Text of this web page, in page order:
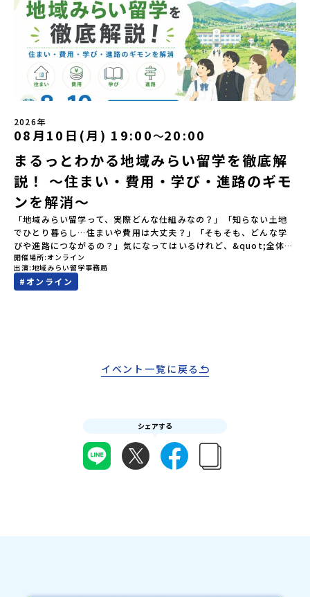
ただいたメールアドレス宛に「当選／落選メール」をお送りいたし
ます。当選者は、メールに記載された「当選確認フォーム」に３日
以内に回答いただき、確認フォームの提出をもって参加確定とさせ
ていただきます。当選確認フォームの期日までにご回答いただけな
い場合は、当選を取り消しとさせていただきます。当選取り消しが
あった場合は、繰り上げ当選者へご連絡させていただきます。登録
メールアドレスの変更をご希望の場合は下記の地域みらい留学公式
LINEよりご連絡をお願いします。※受信制限設定をしていると、通
「@miratabi.jp」からのメールを受信できるよう設定をお願いいた
します。※結果に関する個別のお問合せにはお答えしておりません
ので、ご了承ください。・お申し込みについてお申込はお一人様1回
限りです。PC・スマートフォンからお申込ください。申込後の内容
変更はできません。お申込時は、メールアドレスの入力間違いにご
いただく予定です。・食事アレルギー対応について個別の詳細なア
レルギー対応希望にはお応えしかねる場合がございます。対応が必
要な場合は必ず事前にご相談ください。・参加取消や急遽参加でき
なくなった場合について参加決定後の参加お取り消しはご遠慮下さ
い。やむを得ないお取り消しの場合はお早めに事務局までご連絡く
ださい。・キャンセルポリシーやむを得ない参加お取り消しの場
合、以下のルールに沿って対応させていただきます。ご了承くださ
どの状況等によって開催を見合わせる可能性があります。その場合
は原則、開催日1週間前までにご連絡いたします。又、最少催行人数
ム主催：一般財団法人地域・教育魅力化プラットフォーム＞「意志
ある若者にあふれる持続可能な地域・社会をつくる」というビジョ
ンを掲げ、2017年3月に島根県に設立した教育事業団体です。日本
全国約200の高校と連携しながら、中学卒業後に地域の枠を越えて生
中！）〜まずは「おためし地域留学」を知りたい方へ〜日本全国20
以上の地域から選んで参加できる「おためし地域留学」の全体像や
魅力について、説明会を開催しました。中学生一人での参加にあた
り、保護者様が特に気になる「安全面」や「事務局のサポート体
制」についても詳しく解説しています。ぜひ、ご自宅からお気軽に
ご視聴ください。🎬 [アーカイブ動画を視聴する]YouTube：
https://youtu.be/Yt8nd04aNgA?si=e5erbspvwz5O8_uF
【STEP 2】プログラム説明会〜「標津町」の内容をもっと知りした
い方へ〜全体説明を聞いたうえで、「プログラムで何をするの？」
「どんなまちなの？」という疑問にお答えする詳細配信です。2泊3
日のプログラムの中身をお伝えします。日時：6月10日(水) 19：
00〜20：00内容：どんなところ？プログラム詳細解説、質疑応答紹
介地域：鹿児島県出水市・出水工業高校/北海道標津町/岩手県八幡
平市/愛媛県鬼北町＊4つの地域のプログラムを1時間でぎゅっとお届
けします。お申し込み：https://c-mirai.jp/events/064069お気
軽にどうぞ！「はじめての一人旅だけど大丈夫？」「どんな体験が
できるの？」そんな保護者様の不安や、中学生のみなさんの素朴な
疑問にスタッフが直接お答えします。チャットでの質問も可能です
ので、ぜひご自宅からリラックスしてご参加ください。▼お申し込
み前に必ずご確認ください・参加規約への同意プログラムへの参加
申し込みいただく前に、「お申し込みに関する各規約」への同意が
必須となります。ご確認ください。・抽選による参加者決定につい
の期日までにご回答いただけない場合は、当選を取り消しとさせて
いただきます。当選取り消しがあった場合は、繰り上げ当選者へご
ん。その場合は、「@miratabi.jp」からのメールを受信できるよう
設定をお願いいたします。※結果に関する個別のお問合せにはお答
えしておりませんので、ご了承ください。・お申し込みについてお
申込はお一人様1回限りです。PC・スマートフォンからお申込くだ
2026年
08月10日(月) 19:00〜20:00
まるっとわかる地域みらい留学を徹底解
説！ 〜住まい・費用・学び・進路のギモ
ンを解消〜
「地域みらい留学って、実際どんな仕組みなの？」「知らない土地
でひとり暮らし…住まいや費用は大丈夫？」「そもそも、どんな学
びや進路につながるの？」気になってはいるけれど、&quot;全体像
がわからないと一歩踏み出せない&quot;。そんな中学生・保護者の
方のために、地域みらい留学の基本を事務局スタッフがまるっと解
説します！✨このイベントを見れば、地域みらい留学の&quot;ぜん
なる4つのテーマを、はじめての方にもわかりやすくお伝えします。
■ こんな方におすすめ地域みらい留学に興味はあるけれど、概要が
いてオンライン開催・参加費無料です。カメラオフ・マイクオフで
の参加もOK！聞くだけの参加でも大歓迎です😊お気軽にお申し込み
開催場所 オンライン
出演 地域みらい留学事務局
#オンライン
イベント一覧に戻る
シェアする